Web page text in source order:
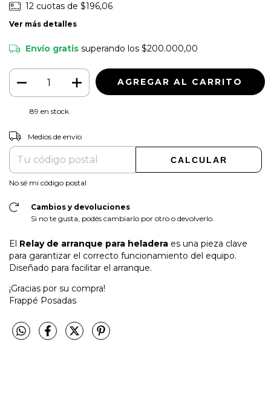
12 cuotas de $196,06
Ver más detalles
Envío gratis superando los $200.000,00
89 en stock
Entregas para el CP:
Medios de envío
CALCULAR
No sé mi código postal
Cambios y devoluciones
Si no te gusta, podés cambiarlo por otro o devolverlo.
El Relay de arranque para heladera es una pieza clave
para garantizar el correcto funcionamiento del equipo.
Diseñado para facilitar el arranque.
¡Gracias por su compra!
Frappé Posadas